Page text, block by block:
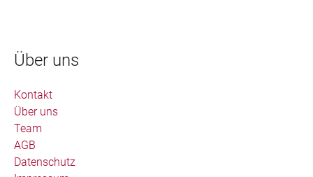
Über uns
Kontakt
Über uns
Team
AGB
Datenschutz